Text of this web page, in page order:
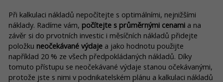
Při kalkulaci nákladů nepočítejte s optimálními, nejnižšími
náklady. Radíme vám, počítejte s průměrnými cenami a na
závěr si do prvotních investic i měsíčních nákladů přidejte
položku neočekávané výdaje a jako hodnotu použijte
například 20 % ze všech předpokládaných nákladů. Díky
tomuto přístupu se neočekávané výdaje stanou očekávanými,
protože jste s nimi v podnikatelském plánu a kalkulaci nákladů